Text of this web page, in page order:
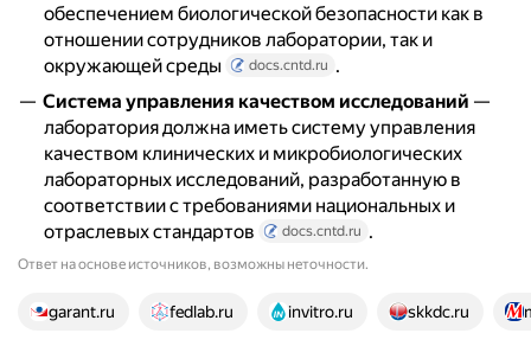
обеспечением биологической безопасности как в
отношении сотрудников лаборатории, так и
окружающей среды
docs.cntd.ru .
Система управления качеством исследований —
лаборатория должна иметь систему управления
качеством клинических и микробиологических
лабораторных исследований, разработанную в
соответствии с требованиями национальных и
отраслевых стандартов
docs.cntd.ru .
Ответ на основе источников, возможны неточности.
23 источника
garant.ru fedlab.ru invitro.ru skkdc.ru